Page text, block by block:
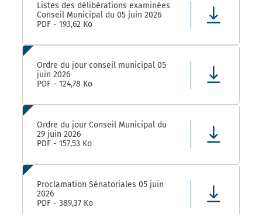
Listes des délibérations examinées
Conseil Municipal du 05 juin 2026
PDF - 193,62 Ko
Ordre du jour conseil municipal 05
juin 2026
PDF - 124,78 Ko
Ordre du jour Conseil Municipal du
29 juin 2026
PDF - 157,53 Ko
Proclamation Sénatoriales 05 juin
2026
PDF - 389,37 Ko